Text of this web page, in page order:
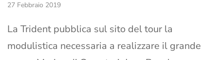
27 Febbraio 2019
La Trident pubblica sul sito del tour la
modulistica necessaria a realizzare il grande